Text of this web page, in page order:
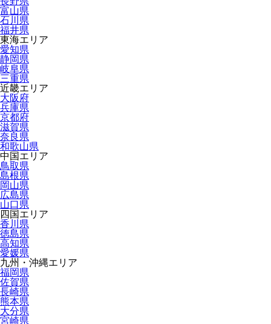
富山県
石川県
福井県
東海エリア
愛知県
静岡県
岐阜県
三重県
近畿エリア
大阪府
兵庫県
京都府
滋賀県
奈良県
和歌山県
中国エリア
鳥取県
島根県
岡山県
広島県
山口県
四国エリア
香川県
徳島県
高知県
愛媛県
九州・沖縄エリア
福岡県
佐賀県
長崎県
熊本県
大分県
宮崎県